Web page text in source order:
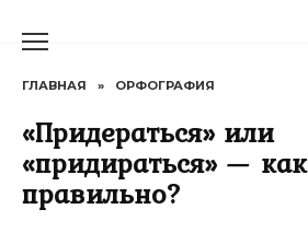
ГЛАВНАЯ » ОРФОГРАФИЯ
«Придераться» или
«придираться» — как
правильно?